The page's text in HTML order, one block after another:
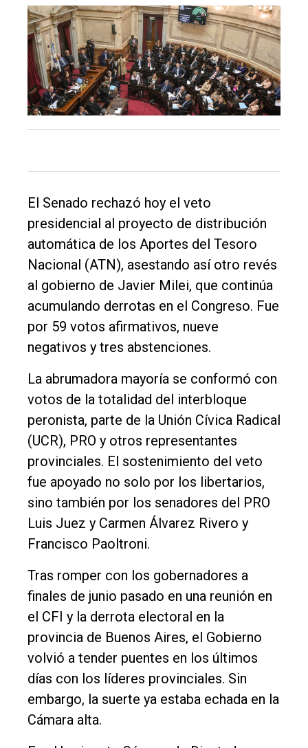
El
único
DIARIO
Balcarce
Int.
General
Política
Cultura
Entrevistas
Rural
Deportes
Fúnebres
Edición
Empresa
Nosotros
Contacto
El Senado rechazó hoy el veto
presidencial al proyecto de distribución
automática de los Aportes del Tesoro
Nacional (ATN), asestando así otro revés
al gobierno de Javier Milei, que continúa
acumulando derrotas en el Congreso. Fue
por 59 votos afirmativos, nueve
negativos y tres abstenciones.
La abrumadora mayoría se conformó con
votos de la totalidad del interbloque
peronista, parte de la Unión Cívica Radical
(UCR), PRO y otros representantes
provinciales. El sostenimiento del veto
fue apoyado no solo por los libertarios,
sino también por los senadores del PRO
Luis Juez y Carmen Álvarez Rivero y
Francisco Paoltroni.
Tras romper con los gobernadores a
finales de junio pasado en una reunión en
el CFI y la derrota electoral en la
provincia de Buenos Aires, el Gobierno
volvió a tender puentes en los últimos
días con los líderes provinciales. Sin
embargo, la suerte ya estaba echada en la
Cámara alta.